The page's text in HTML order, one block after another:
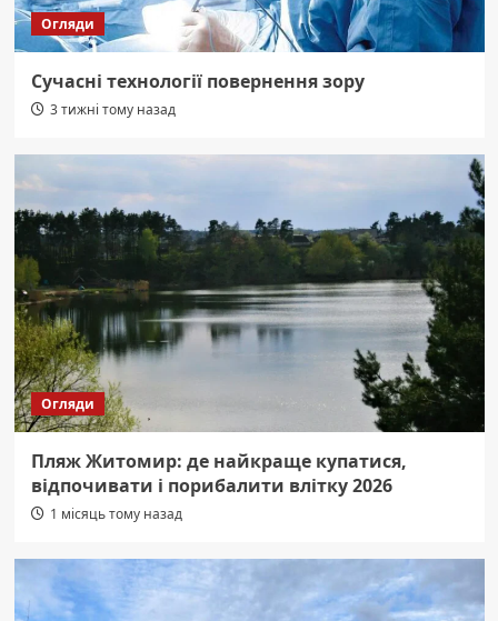
Огляди
Сучасні технології повернення зору
3 тижні тому назад
Огляди
Пляж Житомир: де найкраще купатися,
відпочивати і порибалити влітку 2026
1 місяць тому назад